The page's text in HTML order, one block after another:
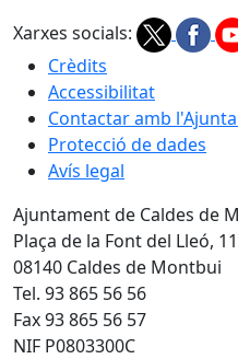
Xarxes socials:
Crèdits
Accessibilitat
Contactar amb
Protecció de dades
Avís legal
Ajuntament de Caldes de
Plaça de la Font del Lleó, 11
08140 Caldes de Montbui
Tel. 93 865 56 56
Fax 93 865 56 57
NIF P0803300C